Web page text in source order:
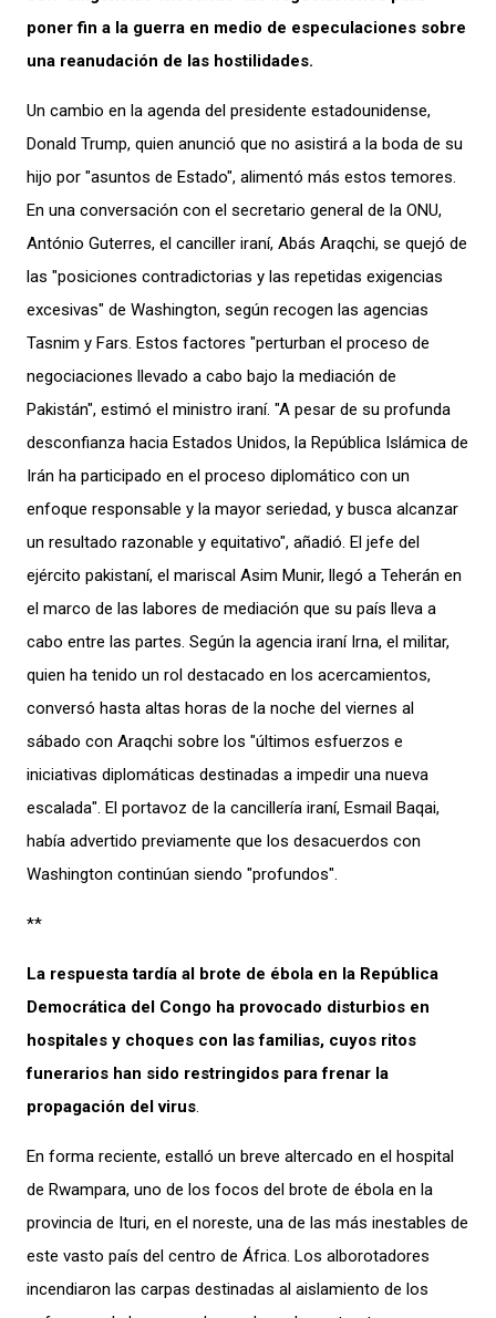
poner fin a la guerra en medio de especulaciones sobre
una reanudación de las hostilidades.
Un cambio en la agenda del presidente estadounidense,
Donald Trump, quien anunció que no asistirá a la boda de su
hijo por "asuntos de Estado", alimentó más estos temores.
En una conversación con el secretario general de la ONU,
António Guterres, el canciller iraní, Abás Araqchi, se quejó de
las "posiciones contradictorias y las repetidas exigencias
excesivas" de Washington, según recogen las agencias
Tasnim y Fars. Estos factores "perturban el proceso de
negociaciones llevado a cabo bajo la mediación de
Pakistán", estimó el ministro iraní. "A pesar de su profunda
desconfianza hacia Estados Unidos, la República Islámica de
Irán ha participado en el proceso diplomático con un
enfoque responsable y la mayor seriedad, y busca alcanzar
un resultado razonable y equitativo", añadió. El jefe del
ejército pakistaní, el mariscal Asim Munir, llegó a Teherán en
el marco de las labores de mediación que su país lleva a
cabo entre las partes. Según la agencia iraní Irna, el militar,
quien ha tenido un rol destacado en los acercamientos,
conversó hasta altas horas de la noche del viernes al
sábado con Araqchi sobre los "últimos esfuerzos e
iniciativas diplomáticas destinadas a impedir una nueva
escalada". El portavoz de la cancillería iraní, Esmail Baqai,
había advertido previamente que los desacuerdos con
Washington continúan siendo "profundos".
**
La respuesta tardía al brote de ébola en la República
Democrática del Congo ha provocado disturbios en
hospitales y choques con las familias, cuyos ritos
funerarios han sido restringidos para frenar la
propagación del virus.
En forma reciente, estalló un breve altercado en el hospital
de Rwampara, uno de los focos del brote de ébola en la
provincia de Ituri, en el noreste, una de las más inestables de
este vasto país del centro de África. Los alborotadores
incendiaron las carpas destinadas al aislamiento de los